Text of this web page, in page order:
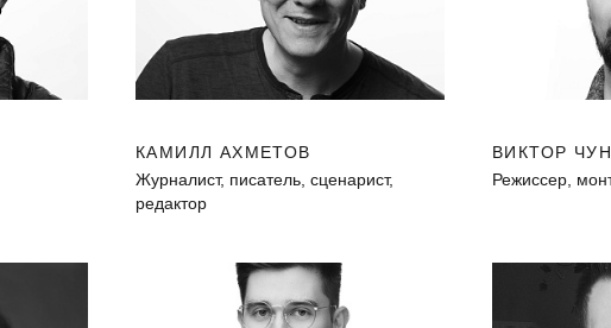
КАМИЛЛ АХМЕТОВ
Журналист, писатель, сценарист,
редактор
ВИКТОР
Режиссер,